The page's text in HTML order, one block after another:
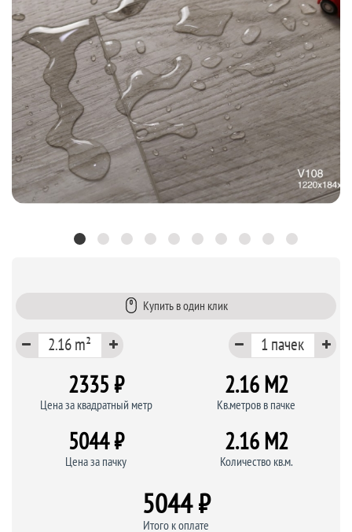
Купить в один клик
2335 ₽
Цена за квадратный метр
2.16 M2
Кв.метров в пачке
5044 ₽
Цена за пачку
2.16 M2
Количество кв.м.
5044 ₽
Итого к оплате